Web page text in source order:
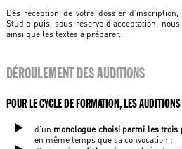
Dès réception de votre dossier
Studio puis, sous réserve d’acceptation,
ainsi que les textes à préparer.
DÉROULEMENT DES AUDITIONS
POUR LE CYCLE DE FORMATION, LES
d’un monologue choisi parmi les trois
en même temps que sa convocation ;